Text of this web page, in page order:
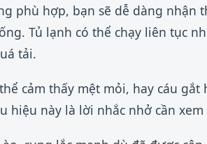
phù hợp, bạn sẽ dễ dàng nhận
Tủ lạnh có thể chạy liên tục
tải.
cảm thấy mệt mỏi, hay cáu
hiệu này là lời nhắc nhở cần